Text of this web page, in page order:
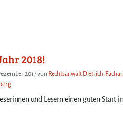
2018!
2017von Rechtsanwalt Dietrich,
und Lesern einen guten Start